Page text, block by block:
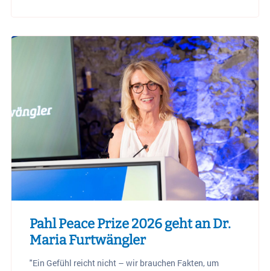
Pahl Peace Prize 2026 geht an Dr.
Maria Furtwängler
"Ein Gefühl reicht nicht – wir brauchen Fakten, um